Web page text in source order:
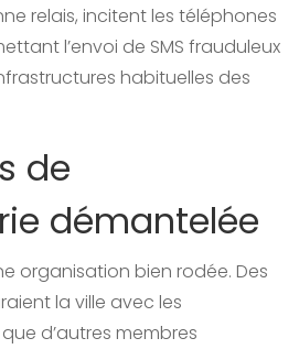
relais, incitent les téléphones
l’envoi de SMS frauduleux
habituelles des
de
démantelée
organisation bien rodée. Des
la ville avec les
d’autres membres